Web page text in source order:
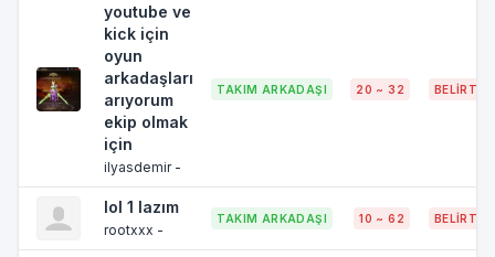
youtube ve
kick için
oyun
arkadaşları
arıyorum
ekip olmak
için
ilyasdemir -
TAKIM ARKADAŞI 20 ~ 32
lol 1 lazım
rootxxx -
TAKIM ARKADAŞI 10 ~ 62